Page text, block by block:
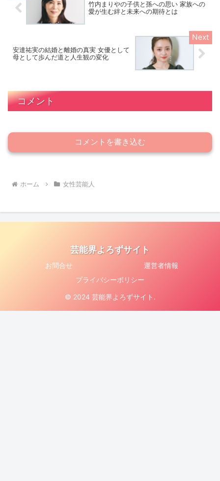
竹内まりやの子供と孫への思い 家族への
愛が生む絆と未来への期待とは
安達祐実の結婚と離婚の真実 女優として
母として歩んだ道と人生観の変化
コメント
コメントを書き込む
ホーム 女性芸能人
芸能界よろずサイト
お問合せ
運営者情報
プライバシーポリシー
© 2024 芸能界よろずサイト.